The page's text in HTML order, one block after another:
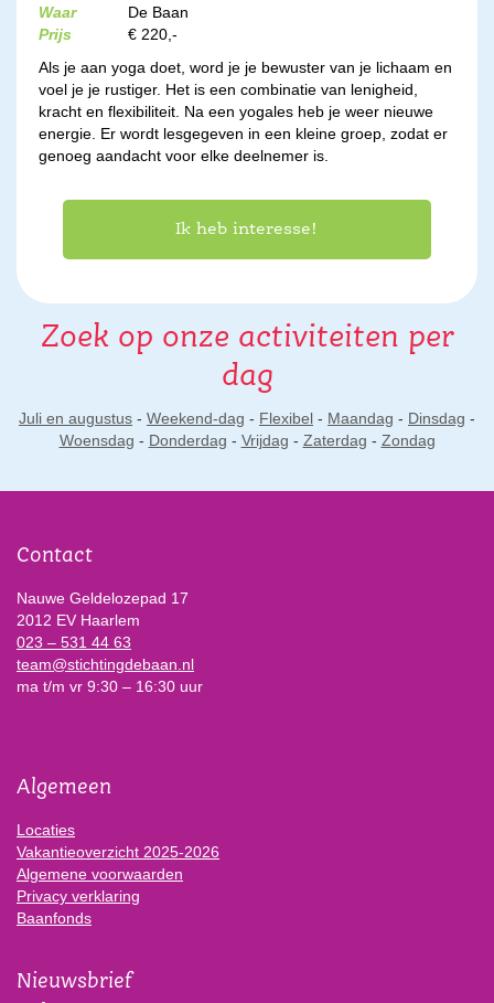
Waar
De Baan
Prijs
€ 220,-
Als je aan yoga doet, word je je bewuster van je lichaam en
voel je je rustiger. Het is een combinatie van lenigheid,
kracht en flexibiliteit. Na een yogales heb je weer nieuwe
energie. Er wordt lesgegeven in een kleine groep, zodat er
genoeg aandacht voor elke deelnemer is.
Ik heb interesse!
Zoek op onze activiteiten per
dag
Juli en augustus - Weekend-dag - Flexibel - Maandag - Dinsdag -
Woensdag - Donderdag - Vrijdag - Zaterdag - Zondag
Contact
Nauwe Geldelozepad 17
2012 EV Haarlem
023 – 531 44 63
team@stichtingdebaan.nl
ma t/m vr 9:30 – 16:30 uur
Algemeen
Locaties
Vakantieoverzicht 2025-2026
Algemene voorwaarden
Privacy verklaring
Baanfonds
Nieuwsbrief